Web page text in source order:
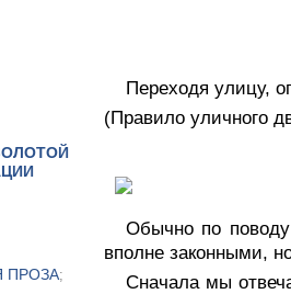
ПРОЗА;
Переходя улицу,
(Правило уличного
Обычно по поводу
вполне законными,
Сначала мы